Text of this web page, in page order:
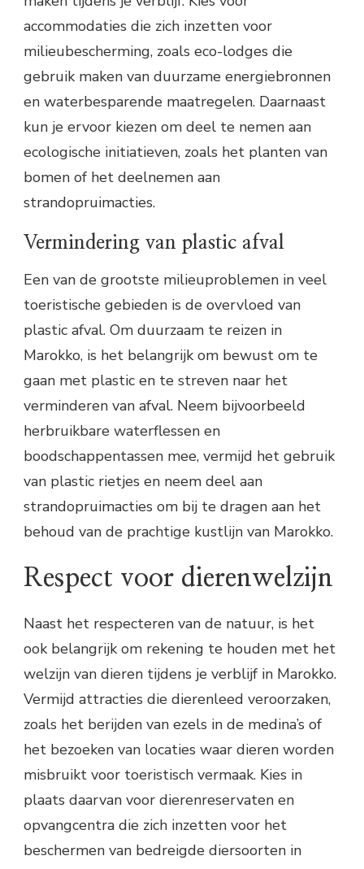
accommodaties die zich inzetten voor
milieubescherming, zoals eco-lodges die
gebruik maken van duurzame energiebronnen
en waterbesparende maatregelen. Daarnaast
kun je ervoor kiezen om deel te nemen aan
ecologische initiatieven, zoals het planten van
bomen of het deelnemen aan
strandopruimacties.
Vermindering van plastic afval
Een van de grootste milieuproblemen in veel
toeristische gebieden is de overvloed van
plastic afval. Om duurzaam te reizen in
Marokko, is het belangrijk om bewust om te
gaan met plastic en te streven naar het
verminderen van afval. Neem bijvoorbeeld
herbruikbare waterflessen en
boodschappentassen mee, vermijd het gebruik
van plastic rietjes en neem deel aan
strandopruimacties om bij te dragen aan het
behoud van de prachtige kustlijn van Marokko.
Respect voor dierenwelzijn
Naast het respecteren van de natuur, is het
ook belangrijk om rekening te houden met het
welzijn van dieren tijdens je verblijf in Marokko.
Vermijd attracties die dierenleed veroorzaken,
zoals het berijden van ezels in de medina’s of
het bezoeken van locaties waar dieren worden
misbruikt voor toeristisch vermaak. Kies in
plaats daarvan voor dierenreservaten en
opvangcentra die zich inzetten voor het
beschermen van bedreigde diersoorten in